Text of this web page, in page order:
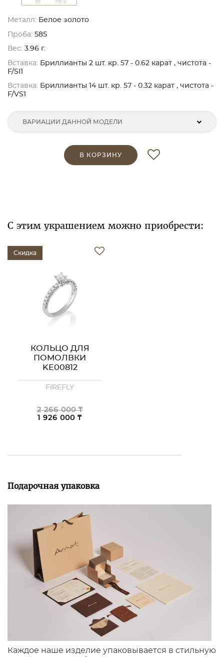
Металл: Белое золото
Проба: 585
Вес: 3.96 г.
Вставка: Бриллианты 2 шт. кр. 57 - 0.62 карат , чистота -
F/SI1
Вставка: Бриллианты 14 шт. кр. 57 - 0.32 карат , чистота -
F/VS1
ВАРИАЦИИ ДАННОЙ МОДЕЛИ
В КОРЗИНУ
С этим украшением можно приобрести:
Скидка
КОЛЬЦО ДЛЯ
ПОМОЛВКИ
KE00812
FIREFLY
2 266 000 ₸
1 926 000 ₸
Подарочная упаковка
Каждое наше изделие упаковывается в стильную